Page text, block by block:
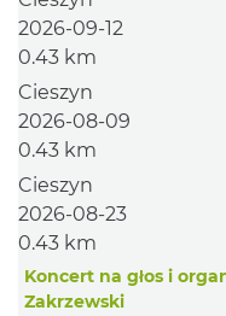
2026-09-12
0.43 km
Cieszyn
2026-08-09
0.43 km
Cieszyn
2026-08-23
0.43 km
Koncert na głos i
Zakrzewski